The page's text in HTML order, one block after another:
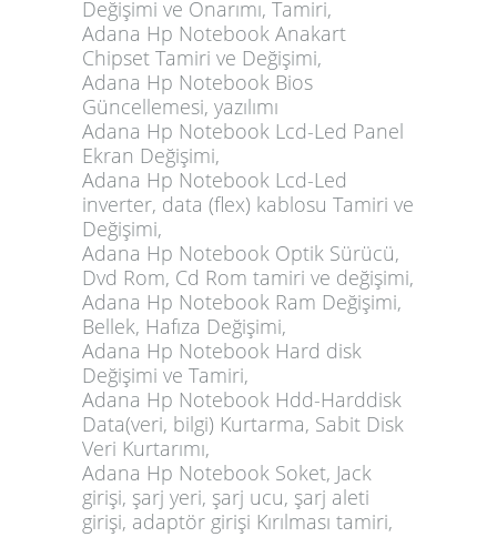
Değişimi ve Onarımı, Tamiri,
Adana Hp Notebook Anakart
Chipset Tamiri ve Değişimi,
Adana Hp Notebook Bios
Güncellemesi, yazılımı
Adana Hp Notebook Lcd-Led Panel
Ekran Değişimi,
Adana Hp Notebook Lcd-Led
inverter, data (flex) kablosu Tamiri ve
Değişimi,
Adana Hp Notebook Optik Sürücü,
Dvd Rom, Cd Rom tamiri ve değişimi,
Adana Hp Notebook Ram Değişimi,
Bellek, Hafıza Değişimi,
Adana Hp Notebook Hard disk
Değişimi ve Tamiri,
Adana Hp Notebook Hdd-Harddisk
Data(veri, bilgi) Kurtarma, Sabit Disk
Veri Kurtarımı,
Adana Hp Notebook Soket, Jack
girişi, şarj yeri, şarj ucu, şarj aleti
girişi, adaptör girişi Kırılması tamiri,